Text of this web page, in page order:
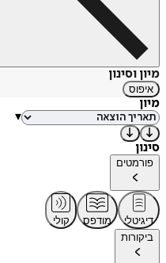
מיון וסינון
איפוס
מיון
▾
סינון
פורמטים
דיגיטלי מודפס
קולי
ביקורות